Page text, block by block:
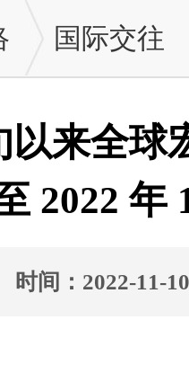
国际交往
以来全球
2022 年
时间：2022-11-10